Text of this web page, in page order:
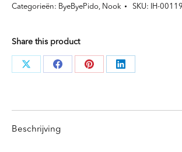
spray
Categorieën: ByeByePido, Nook SKU: IH-00119
Share this product
Deel
Deel
Deel
Deel
Beschrijving